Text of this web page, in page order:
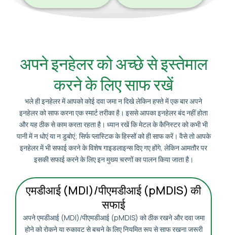
अपने इनहेलर को अच्छे से इस्तेमाल
करने के लिए साफ रखें
भले ही इनहेलर में आपको कोई दवा जमा न दिखे लेकिन हफ्ते में एक बार अपने
इनहेलर को साफ करना एक स्मार्ट तरीका है। इससे आपका इनहेलर बंद नहीं होता
और यह ठीक से काम करता रहता है। ध्यान रखें कि मेटल के कैनिस्टर को कभी भी
पानी में न धोएं या न डुबोएं; सिर्फ प्लास्टिक के हिस्सों को ही साफ करें। वैसे तो आपके
इनहेलर में भी सफाई करने के विशेष गाइडलाइन्स दिए गए होंगे, लेकिन आमतौर पर
इसकी सफाई करने के लिए इन मुख्य चरणों का पालन किया जाता है।
एमडीआई (MDI)/पीएमडीआई (pMDIS) की
सफाई
अपने एमडीआई (MDI)/पीएमडीआई (pMDIS) को ठीक रखने और दवा जमा
होने को रोकने या रुकावट से बचने के लिए नियमित रूप से साफ रखना जरूरी